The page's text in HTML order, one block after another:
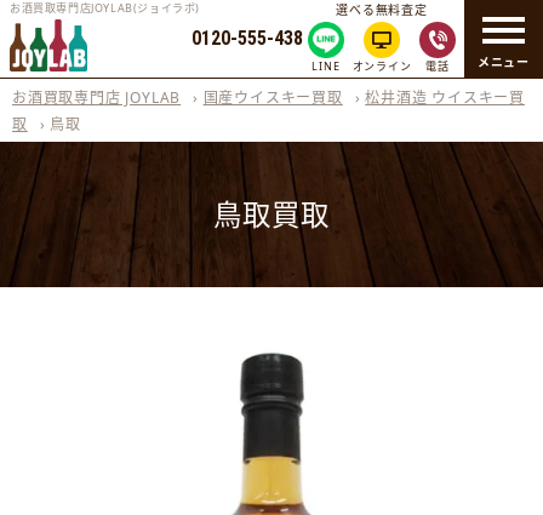
メニュー
お酒買取専門店JOYLAB(ジョイラボ)
0120-555-438
選べる無料査定
LINE オンライン 電話
お酒買取専門店 JOYLAB › 国産ウイスキー買取 ›松井酒造 ウイスキー買
取
› 鳥取
鳥取買取